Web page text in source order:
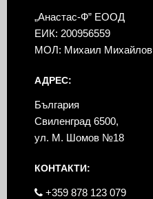
„Анастас-Ф” ЕООД
ЕИК: 200956559
МОЛ: Михаил Михайлов
АДРЕС:
България
Свиленград 6500,
ул. М. Шомов №18
КОНТАКТИ:
+359 878 123 079